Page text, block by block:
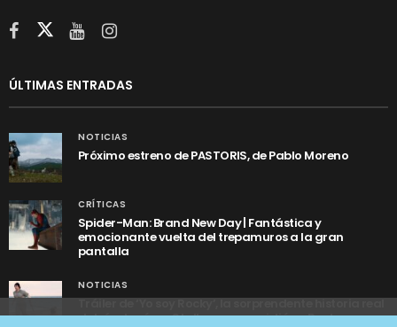
ÚLTIMAS ENTRADAS
NOTICIAS
Próximo estreno de PASTORIS, de Pablo Moreno
CRÍTICAS
Spider-Man: Brand New Day | Fantástica y
emocionante vuelta del trepamuros a la gran
pantalla
NOTICIAS
Tráiler de ‘Yo soy Rocky’, la sorprendente historia real
detrás de cómo Stallone se convirtió en Rocky